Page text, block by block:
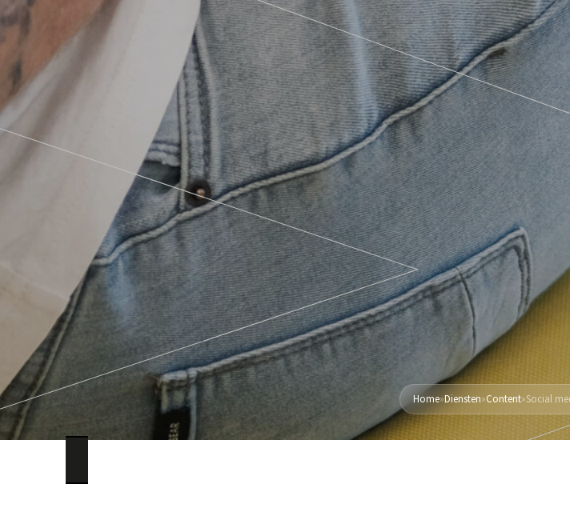
Home»Diensten»Content»Social